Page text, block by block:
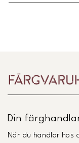
Din
När du handlar hos